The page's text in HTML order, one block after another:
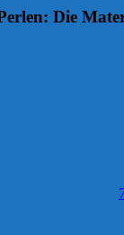
Die